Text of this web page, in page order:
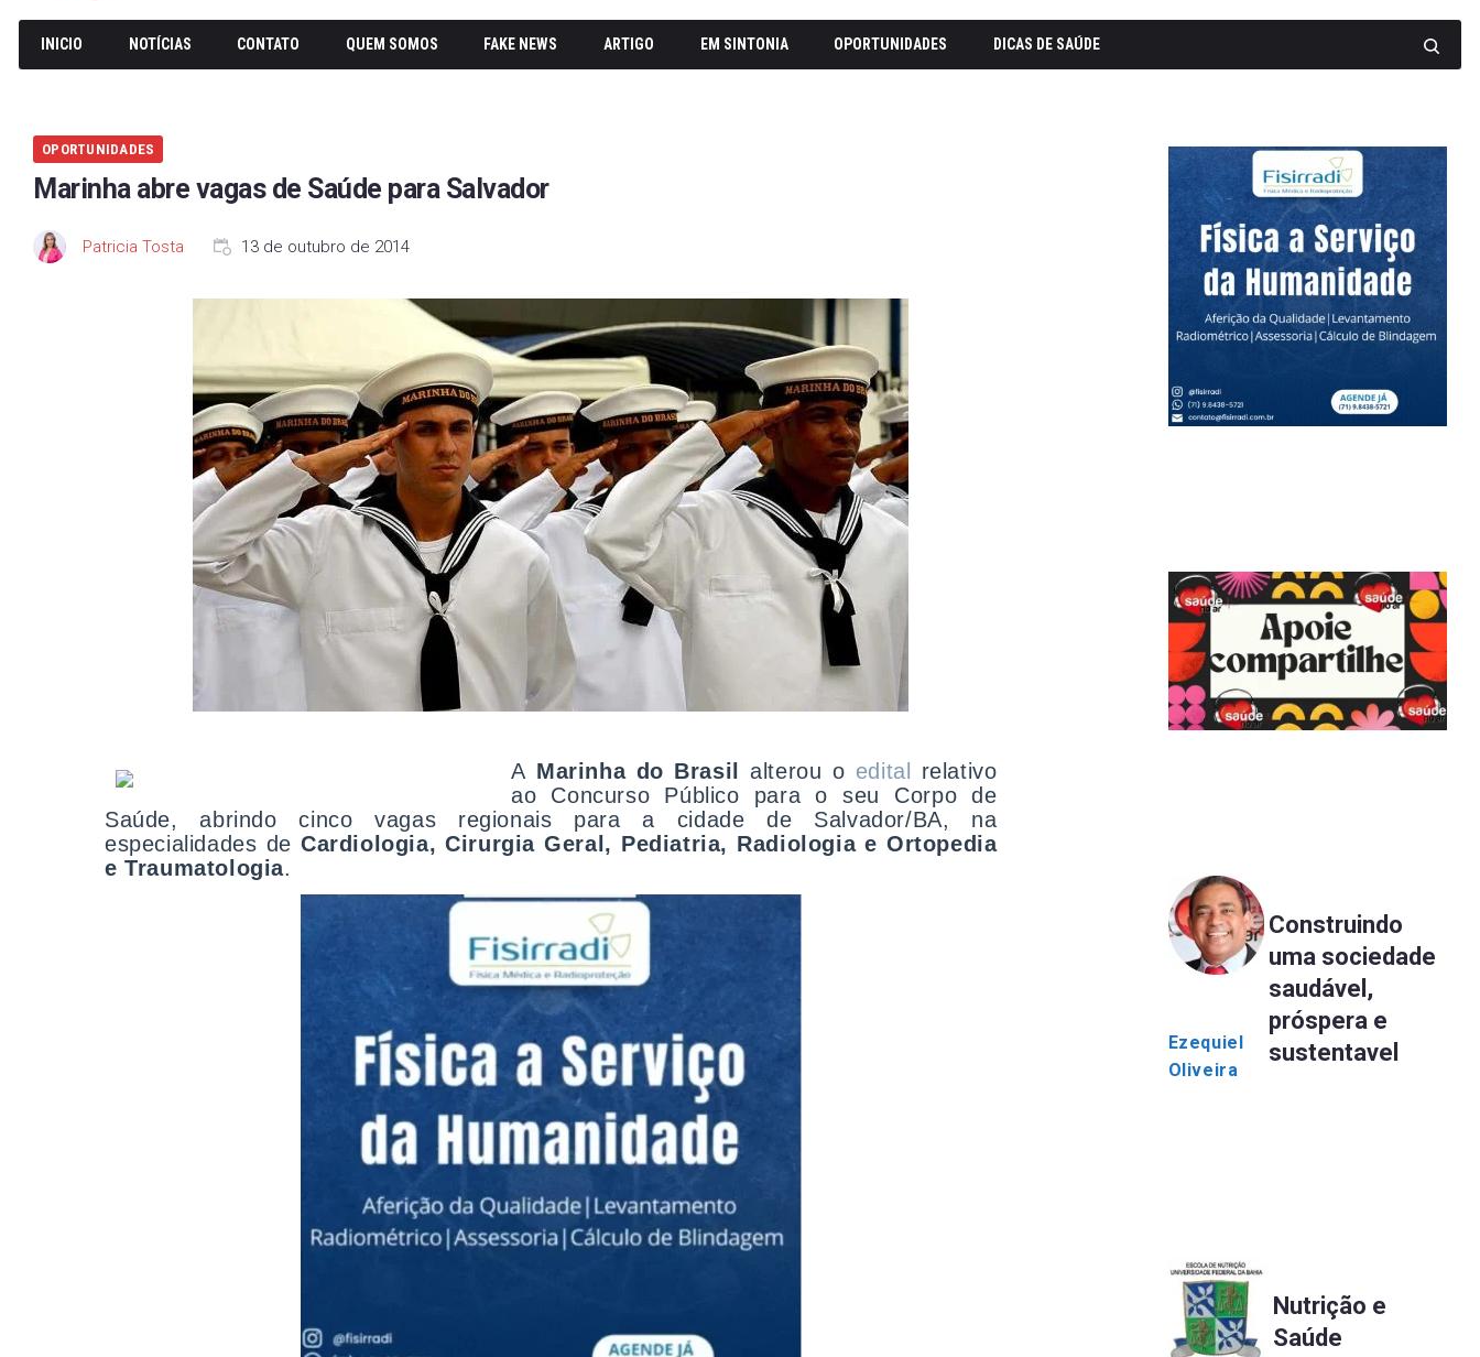
INICIO NOTÍCIAS CONTATO QUEM SOMOS FAKE NEWS ARTIGO EM SINTONIA OPORTUNIDADES DICAS DE SAÚDE
OPORTUNIDADES
Marinha abre vagas de Saúde para Salvador
Patricia Tosta 13 de outubro de 2014
A Marinha do Brasil alterou o edital
relativo
ao Concurso Público para o seu Corpo de
Saúde, abrindo cinco vagas regionais para a cidade de Salvador/BA, na
especialidades de Cardiologia, Cirurgia Geral, Pediatria, Radiologia e Ortopedia
e Traumatologia.
Ezequiel
Oliveira
Construindo
uma sociedade
saudável,
próspera e
sustentavel
Nutrição e
Saúde